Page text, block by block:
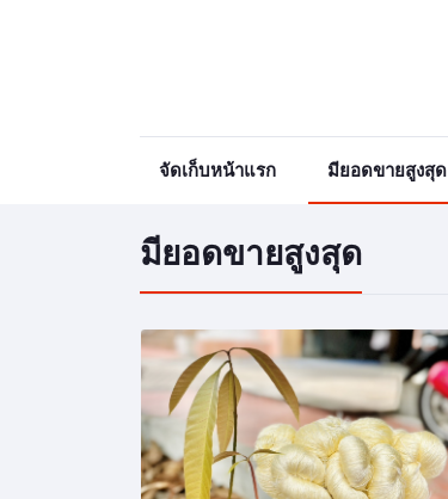
จัดเก็บหน้าแรก มียอดขายสูงสุด
มียอดขายสูงสุด